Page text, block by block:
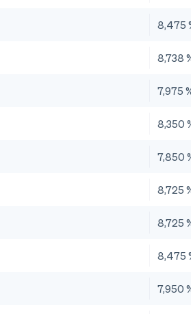
8,475
8,738
7,975
8,350
7,850
8,725
8,725
8,475
7,950